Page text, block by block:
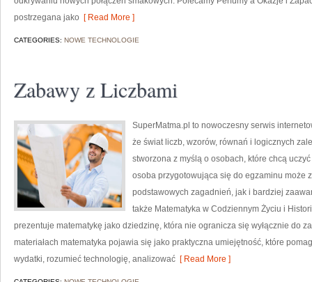
postrzegana jako [ Read More ]
CATEGORIES: NOWE TECHNOLOGIE
Zabawy z Liczbami
SuperMatma.pl to nowoczesny serwis
że świat liczb, wzorów, równań i logicznych
stworzona z myślą o osobach, które chcą
osoba przygotowująca się do egzaminu może
podstawowych zagadnień, jak i bardziej
także Matematyka w Codziennym Życiu i
prezentuje matematykę jako dziedzinę, która nie ogranicza się wyłącznie do
materiałach matematyka pojawia się jako praktyczna umiejętność, które
wydatki, rozumieć technologię, analizować [ Read More ]